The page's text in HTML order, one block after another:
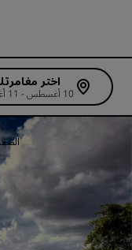
اختر
10 أغسطس - 11 أغسطس | 1 غرفة 2 بالغين